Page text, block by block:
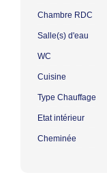
Chambre RDC
Salle(s) d'eau
WC
Cuisine
Type Chauffage
Etat intérieur
Cheminée